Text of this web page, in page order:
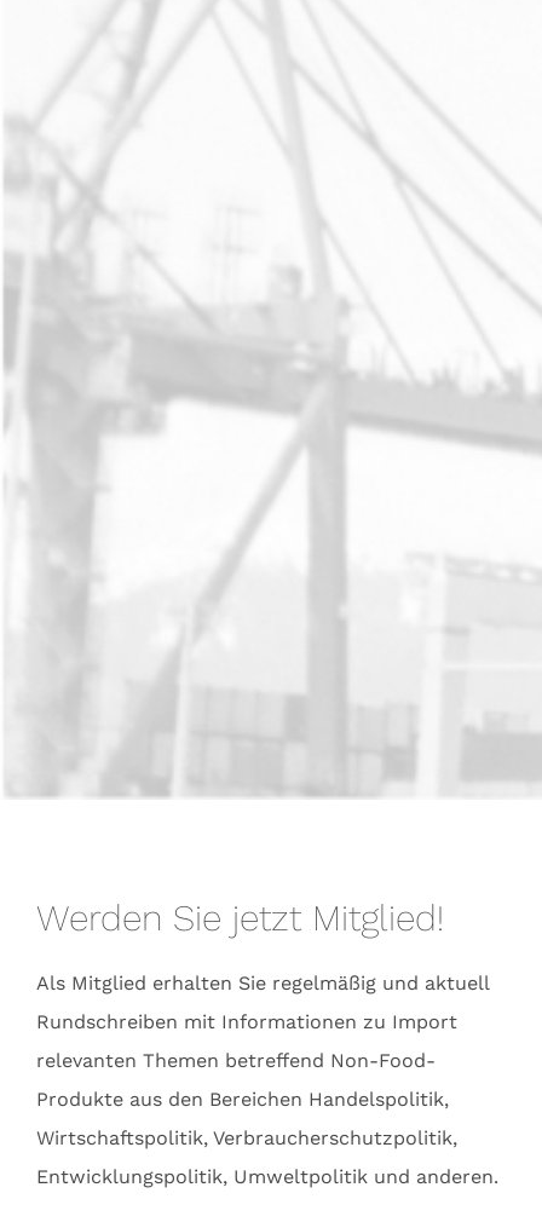
Werden Sie jetzt Mitglied!
Als Mitglied erhalten Sie regelmäßig und aktuell
Rundschreiben mit Informationen zu Import
relevanten Themen betreffend Non-Food-
Produkte aus den Bereichen Handelspolitik,
Wirtschaftspolitik, Verbraucherschutzpolitik,
Entwicklungspolitik, Umweltpolitik und anderen.